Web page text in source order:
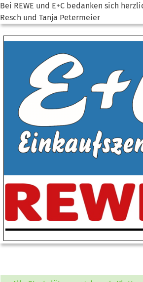
Bei REWE und E+C bedanken sich
Resch und Tanja Petermeier